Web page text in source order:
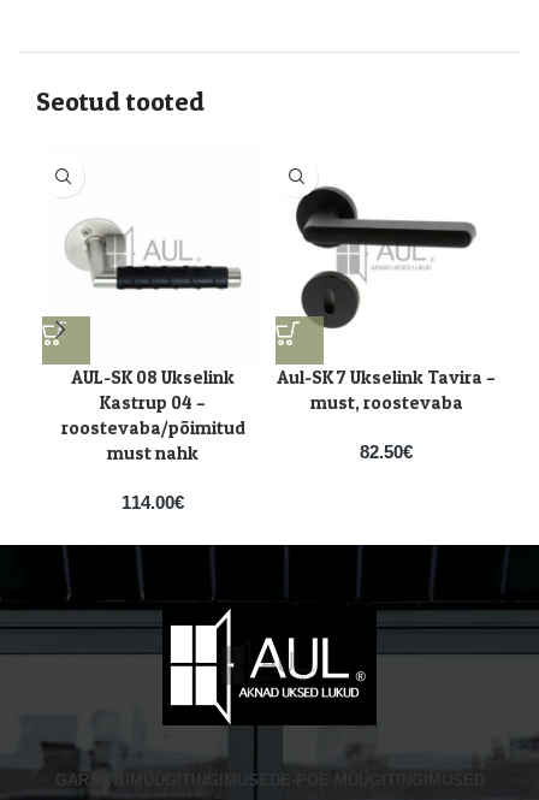
Seotud tooted
AUL-SK 08 Ukselink
Kastrup 04 –
roostevaba/põimitud
must nahk
114.00€
Aul-SK 7 Ukselink Tavira –
must, roostevaba
82.50€
GARANTII MÜÜGITINGIMUSED